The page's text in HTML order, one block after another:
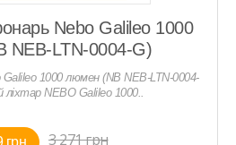
Nebo Galileo 1000
NEB-LTN-0004-G)
Galileo 1000 люмен (NB NEB-LTN-0004-
ліхтар NEBO Galileo 1000..
грн 3 271 грн